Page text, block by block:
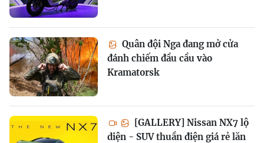
Quân đội Nga đang mở cửa
đánh chiếm đầu cầu vào
Kramatorsk
[GALLERY] Nissan NX7 lộ
diện - SUV thuần điện giá rẻ lăn